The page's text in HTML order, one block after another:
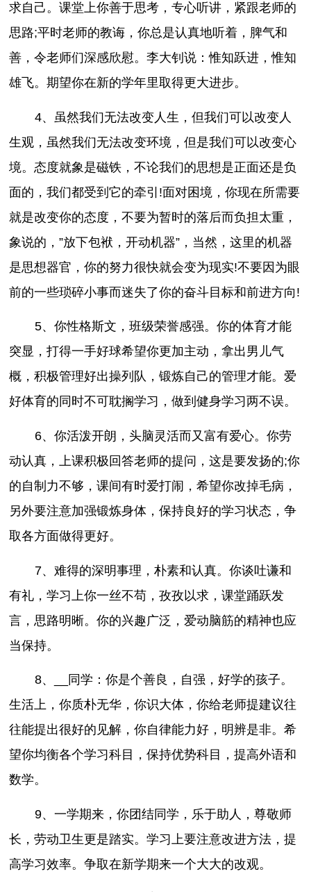
求自己。课堂上你善于思考，专心听讲，紧跟老师的
思路;平时老师的教诲，你总是认真地听着，脾气和
善，令老师们深感欣慰。李大钊说：惟知跃进，惟知
雄飞。期望你在新的学年里取得更大进步。
4、虽然我们无法改变人生，但我们可以改变人
生观，虽然我们无法改变环境，但是我们可以改变心
境。态度就象是磁铁，不论我们的思想是正面还是负
面的，我们都受到它的牵引!面对困境，你现在所需要
就是改变你的态度，不要为暂时的落后而负担太重，
象说的，”放下包袱，开动机器”，当然，这里的机器
是思想器官，你的努力很快就会变为现实!不要因为眼
前的一些琐碎小事而迷失了你的奋斗目标和前进方向!
5、你性格斯文，班级荣誉感强。你的体育才能
突显，打得一手好球希望你更加主动，拿出男儿气
概，积极管理好出操列队，锻炼自己的管理才能。爱
好体育的同时不可耽搁学习，做到健身学习两不误。
6、你活泼开朗，头脑灵活而又富有爱心。你劳
动认真，上课积极回答老师的提问，这是要发扬的;你
的自制力不够，课间有时爱打闹，希望你改掉毛病，
另外要注意加强锻炼身体，保持良好的学习状态，争
取各方面做得更好。
7、难得的深明事理，朴素和认真。你谈吐谦和
有礼，学习上你一丝不苟，孜孜以求，课堂踊跃发
言，思路明晰。你的兴趣广泛，爱动脑筋的精神也应
当保持。
8、__同学：你是个善良，自强，好学的孩子。
生活上，你质朴无华，你识大体，你给老师提建议往
往能提出很好的见解，你自律能力好，明辨是非。希
望你均衡各个学习科目，保持优势科目，提高外语和
数学。
9、一学期来，你团结同学，乐于助人，尊敬师
长，劳动卫生更是踏实。学习上要注意改进方法，提
高学习效率。争取在新学期来一个大大的改观。